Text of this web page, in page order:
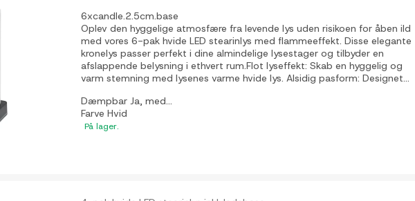
6xcandle.2.5cm.base
Oplev den hyggelige atmosfære fra levende lys uden risikoen for åben ild
med vores 6-pak hvide LED stearinlys med flammeeffekt. Disse elegante
kronelys passer perfekt i dine almindelige lysestager og tilbyder en
afslappende belysning i ethvert rum.Flot lyseffekt: Skab en hyggelig og
varm stemning med lysenes varme hvide lys. Alsidig pasform: Designet...
DæmpbarJa, med...
FarveHvid
På lager.